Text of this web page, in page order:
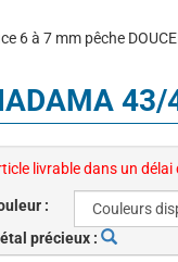
6 à 7 mm pêche
livrable dans un délai
:
précieux :